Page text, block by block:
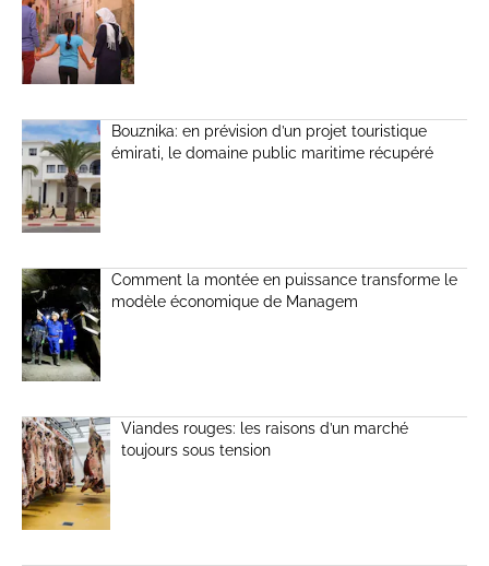
Bouznika: en prévision d’un projet touristique
émirati, le domaine public maritime récupéré
Comment la montée en puissance transforme le
modèle économique de Managem
Viandes rouges: les raisons d’un marché
toujours sous tension